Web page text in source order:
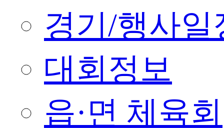
경기/행사일
대회정보
읍·면 체육회